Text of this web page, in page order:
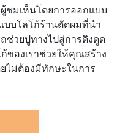
มเห็นโดยการออกแบบ
บบโลโก้ร้านตัดผมที่นำ
ช่วยปูทางไปสู่การดึงดูด
ของเราช่วยให้คุณสร้าง
ไม่ต้องมีทักษะในการ